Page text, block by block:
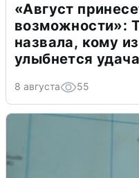
«Август
возможности»:
назвала, кому
улыбнется удача
8 августа 55